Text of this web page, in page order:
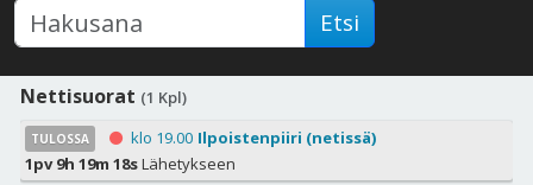
Etsi
Nettisuorat (1 Kpl)
TULOSSA klo 19.00 Ilpoistenpiiri (netissä)
1pv 9h 19m 18sLähetykseen